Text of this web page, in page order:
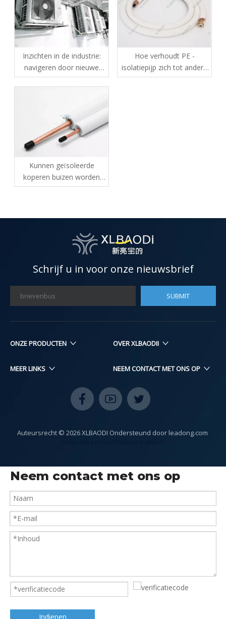
Inzichten in de industrie:
navigeren door nieuwe
technologieën en
Hoe verhoudt PE -
isolatiepijp zich tot andere
isolatiematerialen in
Kunnen geïsoleerde
koperen buizen worden
gebruikt in zowel
Schrijf u in voor onze nieuwsbrief
SUBMIT
ONZE PRODUCTEN​​​​ OVER XLBAODII
MEER LINKS NEEM CONTACT MET ONS OP
Auteursrecht © 2026XLBAODI Ondersteund door leadong.com
Neem contact met ons op
Indienen